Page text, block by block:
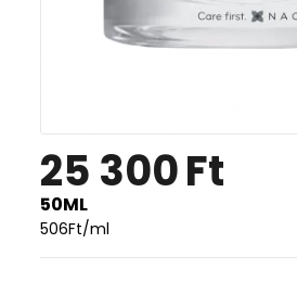
25 300Ft
50ML
506Ft/ml